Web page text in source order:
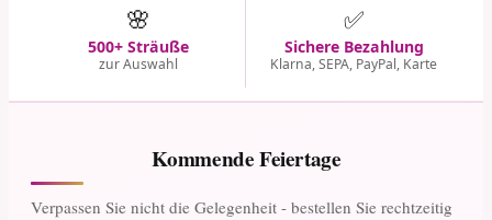
🌸
500+ Sträuße
zur Auswahl
✅
Sichere Bezahlung
Klarna, SEPA, PayPal, Karte
Kommende Feiertage
Verpassen Sie nicht die Gelegenheit - bestellen Sie rechtzeitig